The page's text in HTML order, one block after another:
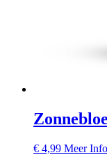
€ 4,99 Meer